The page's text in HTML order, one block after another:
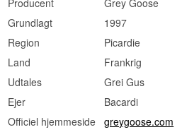
citronzest, eller
Smagsprofil
Blød · Kornsød ·
Vidste du at?
importør og
Producent
Grey Goose
Grundlagt
1997
Region
Picardie
Land
Frankrig
Udtales
Grei Gus
Ejer
Bacardi
Officiel hjemmeside
greygoose.com